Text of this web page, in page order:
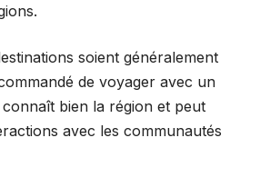
soient généralement
de voyager avec un
bien la région et peut
avec les communautés